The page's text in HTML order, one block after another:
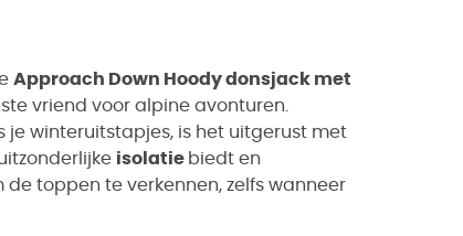
Approach Down Hoody donsjack met
vriend voor alpine avonturen.
winteruitstapjes, is het uitgerust met
isolatie biedt en
toppen te verkennen, zelfs wanneer